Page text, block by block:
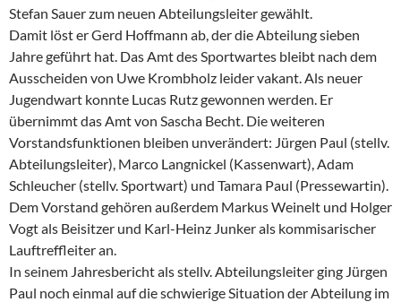
Stefan Sauer zum neuen Abteilungsleiter gewählt.
Damit löst er Gerd Hoffmann ab, der die Abteilung sieben
Jahre geführt hat. Das Amt des Sportwartes bleibt nach dem
Ausscheiden von Uwe Krombholz leider vakant. Als neuer
Jugendwart konnte Lucas Rutz gewonnen werden. Er
übernimmt das Amt von Sascha Becht. Die weiteren
Vorstandsfunktionen bleiben unverändert: Jürgen Paul (stellv.
Abteilungsleiter), Marco Langnickel (Kassenwart), Adam
Schleucher (stellv. Sportwart) und Tamara Paul (Pressewartin).
Dem Vorstand gehören außerdem Markus Weinelt und Holger
Vogt als Beisitzer und Karl-Heinz Junker als kommisarischer
Lauftreffleiter an.
In seinem Jahresbericht als stellv. Abteilungsleiter ging Jürgen
Paul noch einmal auf die schwierige Situation der Abteilung im